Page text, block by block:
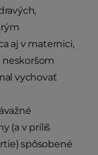
aj v maternici,
vychovať
(a v príliš
spôsobené